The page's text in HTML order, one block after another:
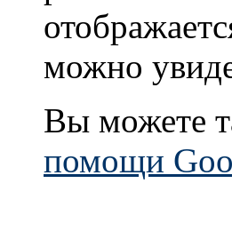
можно
Вы можете
помощи